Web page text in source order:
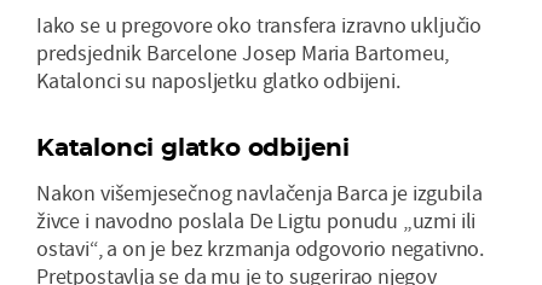
Iako se u pregovore oko transfera izravno uključio
predsjednik Barcelone Josep Maria Bartomeu,
Katalonci su naposljetku glatko odbijeni.
Katalonci glatko odbijeni
Nakon višemjesečnog navlačenja Barca je izgubila
živce i navodno poslala De Ligtu ponudu „uzmi ili
ostavi“, a on je bez krzmanja odgovorio negativno.
Pretpostavlja se da mu je to sugerirao njegov